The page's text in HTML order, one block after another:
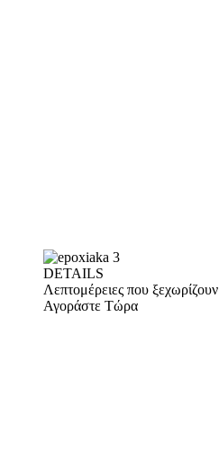
DETAILS
Λεπτομέρειες που ξεχωρίζουν
Αγοράστε Τώρα